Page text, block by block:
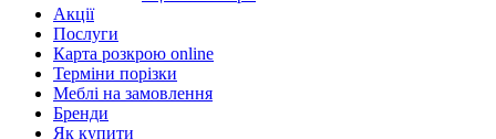
Акції
Послуги
Карта розкрою online
Терміни порізки
Меблі на замовлення
Бренди
Як купити